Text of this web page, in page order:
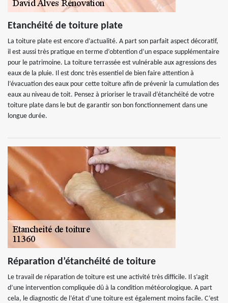
Etanchéité de toiture plate
La toiture plate est encore d’actualité. A part son parfait aspect décoratif,
il est aussi très pratique en terme d’obtention d’un espace supplémentaire
pour le patrimoine. La toiture terrassée est vulnérable aux agressions des
eaux de la pluie. Il est donc très essentiel de bien faire attention à
l’évacuation des eaux pour cette toiture afin de prévenir la cumulation des
eaux au niveau de toit. Pensez à prioriser le travail d’étanchéité de votre
toiture plate dans le but de garantir son bon fonctionnement dans une
longue durée.
Réparation d’étanchéité de toiture
Le travail de réparation de toiture est une activité très difficile. Il s’agit
d’une intervention compliquée dû à la condition météorologique. A part
cela, le diagnostic de l’état d’une toiture est également moins facile. C’est